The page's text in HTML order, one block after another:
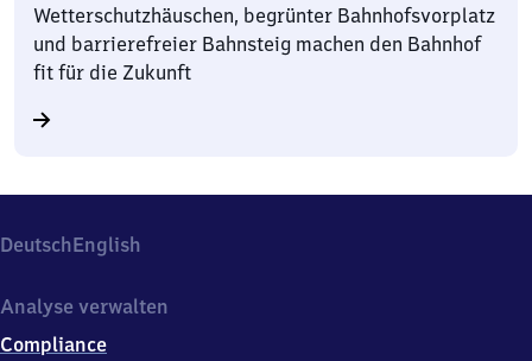
Wetterschutzhäuschen, begrünter Bahnhofsvorplatz
und barrierefreier Bahnsteig machen den Bahnhof
fit für die Zukunft
DeutschEnglish
Analyse verwalten
Compliance